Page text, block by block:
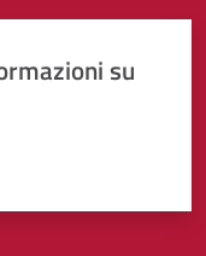
su